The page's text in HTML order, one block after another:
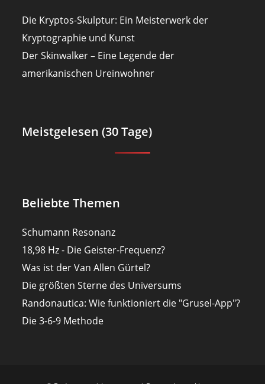
Die Kryptos-Skulptur: Ein Meisterwerk der
Kryptographie und Kunst
Der Skinwalker – Eine Legende der
amerikanischen Ureinwohner
Meistgelesen (30 Tage)
Beliebte Themen
Schumann Resonanz
18,98 Hz - Die Geister-Frequenz?
Was ist der Van Allen Gürtel?
Die größten Sterne des Universums
Randonautica: Wie funktioniert die "Grusel-App"?
Die 3-6-9 Methode